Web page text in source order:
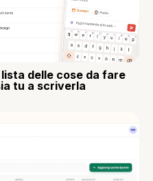
delle cose da fare
tu a scriverla